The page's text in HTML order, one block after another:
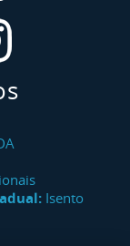
Isento